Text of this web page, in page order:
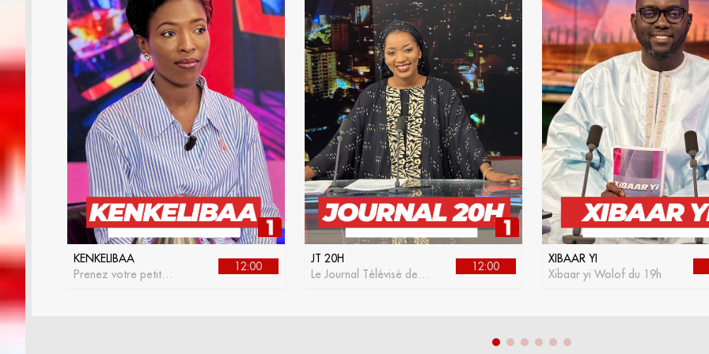
KENKELIBAA
Prenez votre petit
12:00
JT 20H
Le Journal Télévisé de la
12:00
XIBAAR YI
Xibaar yi Wolof du 19h